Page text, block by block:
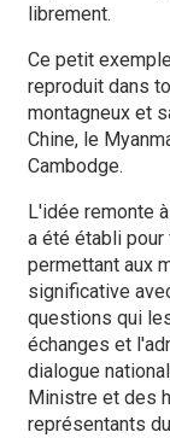
librement.
Ce petit
reproduit dans
montagneux et
Chine, le
Cambodge.
L'idée remonte
a été établi pour
permettant aux
significative
questions qui
échanges et
dialogue
Ministre et des
représentants